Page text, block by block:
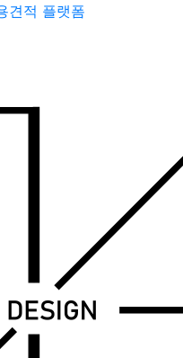
견적 플랫폼